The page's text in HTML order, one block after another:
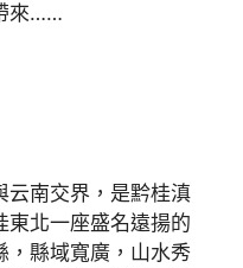
來……
云南交界，是黔桂滇
東北一座盛名遠揚的
，縣域寬廣，山水秀